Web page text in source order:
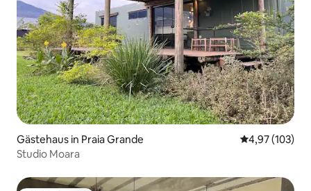
Gästehaus in Praia Grande
4,97 (103)
Studio Moara